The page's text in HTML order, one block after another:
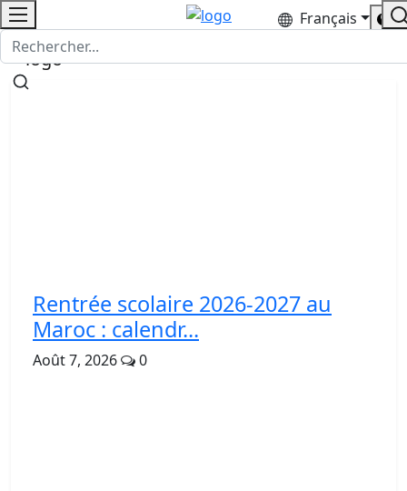
Français
Rentrée scolaire 2026-2027 au
Maroc : calendr...
Août 7, 2026 0